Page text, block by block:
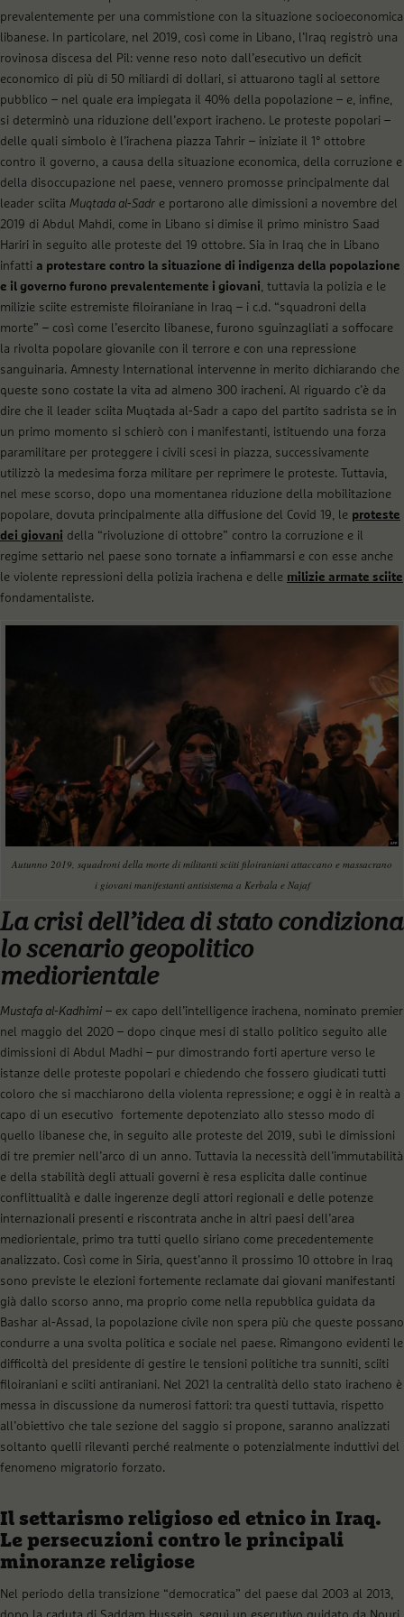
prevalentemente per una commistione con la situazione socioeconomica
libanese. In particolare, nel 2019, così come in Libano, l’Iraq registrò una
rovinosa discesa del Pil: venne reso noto dall’esecutivo un deficit
economico di più di 50 miliardi di dollari, si attuarono tagli al settore
pubblico – nel quale era impiegata il 40% della popolazione – e, infine,
si determinò una riduzione dell’export iracheno. Le proteste popolari –
delle quali simbolo è l’irachena piazza Tahrir – iniziate il 1° ottobre
contro il governo, a causa della situazione economica, della corruzione e
della disoccupazione nel paese, vennero promosse principalmente dal
leader sciita Muqtada al-Sadr e portarono alle dimissioni a novembre del
2019 di Abdul Mahdi, come in Libano si dimise il primo ministro Saad
Hariri in seguito alle proteste del 19 ottobre. Sia in Iraq che in Libano
infatti a protestare contro la situazione di indigenza della popolazione
e il governo furono prevalentemente i giovani, tuttavia la polizia e le
milizie sciite estremiste filoiraniane in Iraq – i c.d. “squadroni della
morte” – così come l’esercito libanese, furono sguinzagliati a soffocare
la rivolta popolare giovanile con il terrore e con una repressione
sanguinaria. Amnesty International intervenne in merito dichiarando che
queste sono costate la vita ad almeno 300 iracheni. Al riguardo c’è da
dire che il leader sciita Muqtada al-Sadr a capo del partito sadrista se in
un primo momento si schierò con i manifestanti, istituendo una forza
paramilitare per proteggere i civili scesi in piazza, successivamente
utilizzò la medesima forza militare per reprimere le proteste. Tuttavia,
nel mese scorso, dopo una momentanea riduzione della mobilitazione
popolare, dovuta principalmente alla diffusione del Covid 19, le proteste
dei giovani della “rivoluzione di ottobre” contro la corruzione e il
regime settario nel paese sono tornate a infiammarsi e con esse anche
le violente repressioni della polizia irachena e delle milizie armate sciite
fondamentaliste.
Autunno 2019, squadroni della morte di militanti sciiti filoiraniani attaccano e massacrano
i giovani manifestanti antisistema a Kerbala e Najaf
La crisi dell’idea di stato condiziona
lo scenario geopolitico
mediorientale
Mustafa al-Kadhimi – ex capo dell’intelligence irachena, nominato premier
nel maggio del 2020 – dopo cinque mesi di stallo politico seguito alle
dimissioni di Abdul Madhi – pur dimostrando forti aperture verso le
istanze delle proteste popolari e chiedendo che fossero giudicati tutti
coloro che si macchiarono della violenta repressione; e oggi è in realtà a
capo di un esecutivo fortemente depotenziato allo stesso modo di
quello libanese che, in seguito alle proteste del 2019, subì le dimissioni
di tre premier nell’arco di un anno. Tuttavia la necessità dell’immutabilità
e della stabilità degli attuali governi è resa esplicita dalle continue
conflittualità e dalle ingerenze degli attori regionali e delle potenze
internazionali presenti e riscontrata anche in altri paesi dell’area
mediorientale, primo tra tutti quello siriano come precedentemente
analizzato. Così come in Siria, quest’anno il prossimo 10 ottobre in Iraq
sono previste le elezioni fortemente reclamate dai giovani manifestanti
già dallo scorso anno, ma proprio come nella repubblica guidata da
Bashar al-Assad, la popolazione civile non spera più che queste possano
condurre a una svolta politica e sociale nel paese. Rimangono evidenti le
difficoltà del presidente di gestire le tensioni politiche tra sunniti, sciiti
filoiraniani e sciiti antiraniani. Nel 2021 la centralità dello stato iracheno è
messa in discussione da numerosi fattori: tra questi tuttavia, rispetto
all’obiettivo che tale sezione del saggio si propone, saranno analizzati
soltanto quelli rilevanti perché realmente o potenzialmente induttivi del
fenomeno migratorio forzato.
Il settarismo religioso ed etnico in Iraq.
Le persecuzioni contro le principali
minoranze religiose
Nel periodo della transizione “democratica” del paese dal 2003 al 2013,